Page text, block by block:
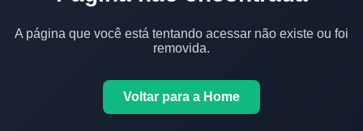
A página que você está tentando acessar não existe ou foi
removida.
Voltar para a Home